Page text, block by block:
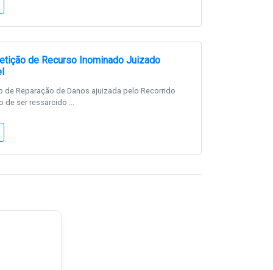
de Recurso Inominado Juizado
de Reparação de Danos ajuizada pelo Recorrido
de ser ressarcido ...